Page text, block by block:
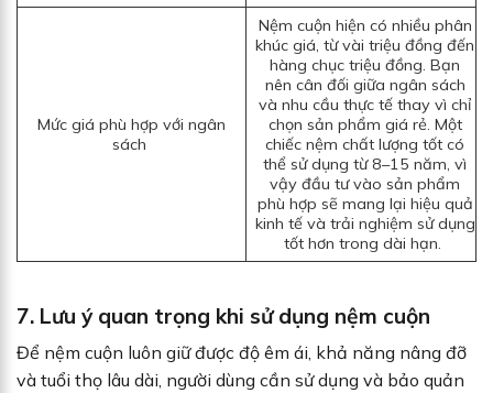
Mức giá phù hợp với ngân
sách
Nệm cuộn hiện có nhiều phân
khúc giá, từ vài triệu đồng đến
hàng chục triệu đồng. Bạn
nên cân đối giữa ngân sách
và nhu cầu thực tế thay vì chỉ
chọn sản phẩm giá rẻ. Một
chiếc nệm chất lượng tốt có
thể sử dụng từ 8–15 năm, vì
vậy đầu tư vào sản phẩm
phù hợp sẽ mang lại hiệu quả
kinh tế và trải nghiệm sử dụng
tốt hơn trong dài hạn.
7. Lưu ý quan trọng khi sử dụng nệm cuộn
Để nệm cuộn luôn giữ được độ êm ái, khả năng nâng đỡ
và tuổi thọ lâu dài, người dùng cần sử dụng và bảo quản